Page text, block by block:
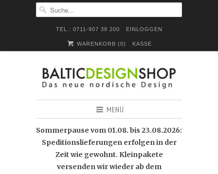
TEL.: 0711-907 38 200 EINLOGGEN
WARENKORB (0) KASSE
MENÜ
Sommerpause vom 01.08. bis 23.08.2026:
Speditionslieferungen erfolgen in der
Zeit wie gewohnt. Kleinpakete
versenden wir wieder ab dem